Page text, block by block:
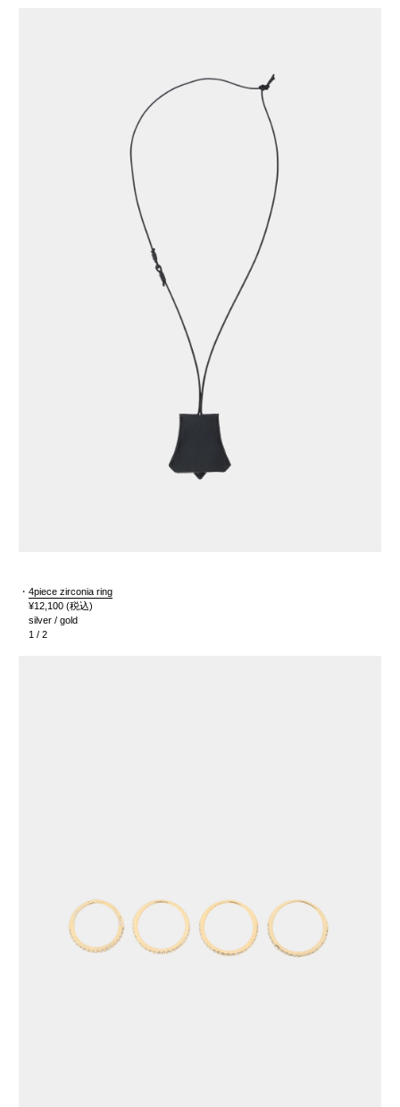
・ 4piece zirconia ring
¥12,100 (税込)
silver / gold
1 / 2